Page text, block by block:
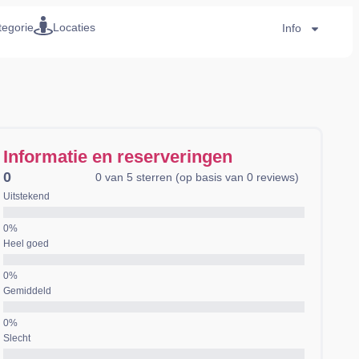
Locaties Info
Informatie en reserveringen
0 0 van 5 sterren (op basis van 0 reviews)
Uitstekend
Heel goed
Gemiddeld
Slecht